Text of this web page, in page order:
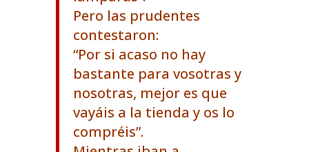
Pero las prudentes
contestaron:
“Por si acaso no hay
bastante para vosotras y
nosotras, mejor es que
vayáis a la tienda y os lo
compréis”.